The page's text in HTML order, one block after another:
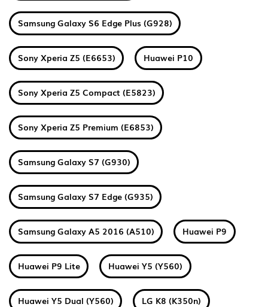
Samsung Galaxy S6 Edge Plus (G928)
Sony Xperia Z5 (E6653) Huawei P10
Sony Xperia Z5 Compact (E5823)
Sony Xperia Z5 Premium (E6853)
Samsung Galaxy S7 (G930)
Samsung Galaxy S7 Edge (G935)
Samsung Galaxy A5 2016 (A510) Huawei P9
Huawei P9 Lite Huawei Y5 (Y560)
Huawei Y5 Dual (Y560) LG K8 (K350n)